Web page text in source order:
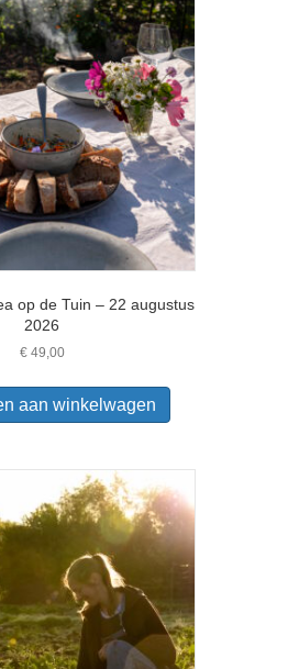
optie
kan
gekozen
worden
op
de
productpagina
op de Tuin – 22 augustus
2026
€49,00
aan winkelwagen